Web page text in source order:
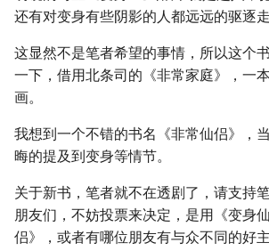
还有对变身有些阴影的人都远远的驱逐走
这显然不是笔者希望的事情，所以这个
一下，借用北条司的《非常家庭》，一
画。
我想到一个不错的书名《非常仙侣》，
晦的提及到变身等情节。
关于新书，笔者就不在透剧了，请支持
朋友们，不妨投票来决定，是用《变身
侣》，或者有哪位朋友有与众不同的好